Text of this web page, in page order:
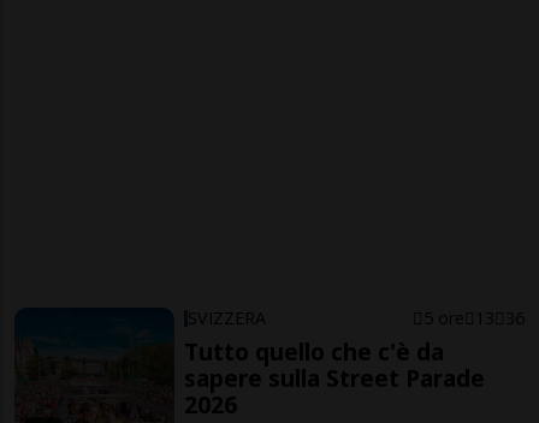
SVIZZERA 5 ore 13 36
Tutto quello che c'è da
sapere sulla Street Parade
2026